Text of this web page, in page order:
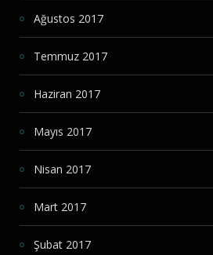
Ağustos 2017
Temmuz 2017
Haziran 2017
Mayıs 2017
Nisan 2017
Mart 2017
Şubat 2017